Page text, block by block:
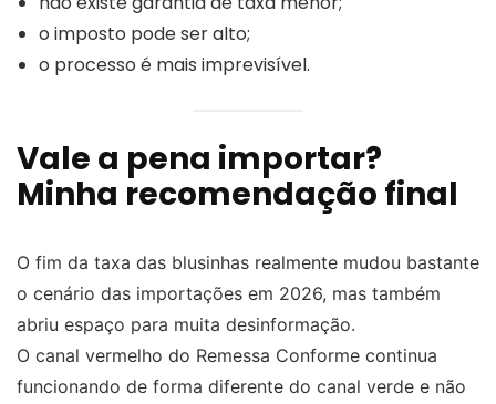
o imposto pode ser alto;
o processo é mais imprevisível.
Vale a pena importar?
Minha recomendação final
O fim da taxa das blusinhas realmente mudou bastante
o cenário das importações em 2026, mas também
abriu espaço para muita desinformação.
O canal vermelho do Remessa Conforme continua
funcionando de forma diferente do canal verde e não